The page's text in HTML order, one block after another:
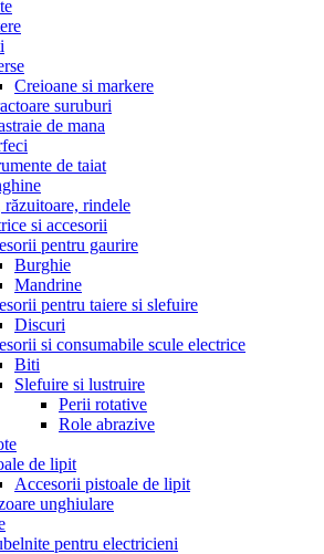
Creioane si markere
suruburi
de mana
de taiat
răzuitoare, rindele
si accesorii
pentru gaurire
Burghie
Mandrine
pentru taiere si slefuire
Discuri
si consumabile scule electrice
Biti
Slefuire si lustruire
Perii rotative
Role abrazive
de lipit
Accesorii pistoale de lipit
unghiulare
pentru electricieni